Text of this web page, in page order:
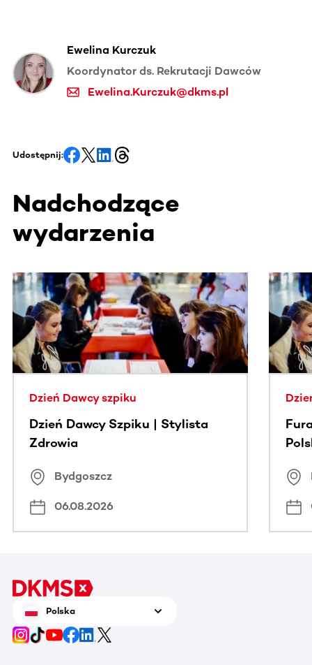
Ewelina Kurczuk
Koordynator ds. Rekrutacji Dawców
Ewelina.Kurczuk@dkms.pl
Udostępnij:
Nadchodzące
wydarzenia
Ta sekcja zawiera treści przewijane w poziomie. Użyj
Dzień Dawcy szpiku
Dzień Dawcy Szpiku | Stylista
Zdrowia
Bydgoszcz
06.08.2026
Polska